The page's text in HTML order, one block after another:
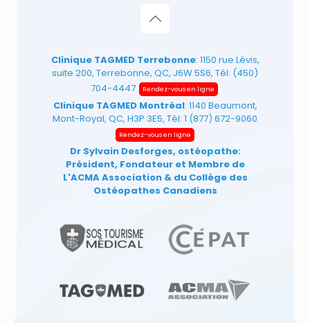
Clinique TAGMED Terrebonne: 1150 rue Lévis,
suite 200, Terrebonne, QC, J6W 5S6, Tél: (450)
704-4447
Rendez-vous en ligne
Clinique TAGMED Montréal: 1140 Beaumont,
Mont-Royal, QC, H3P 3E5, Tél: 1 (877) 672-9060
Rendez-vous en ligne
Dr Sylvain Desforges, ostéopathe:
Président, Fondateur et Membre de
L'ACMA Association & du Collège des
Ostéopathes Canadiens